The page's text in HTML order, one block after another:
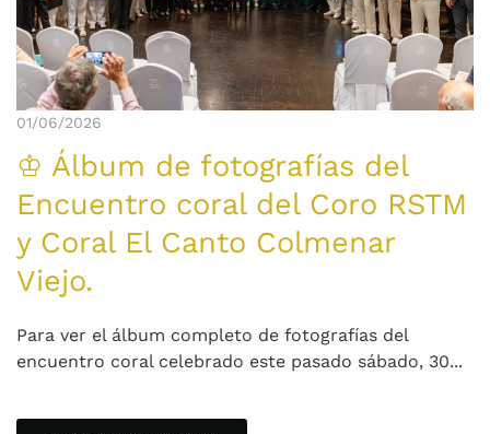
01/06/2026
♔ Álbum de fotografías del
Encuentro coral del Coro RSTM
y Coral El Canto Colmenar
Viejo.
Para ver el álbum completo de fotografías del
encuentro coral celebrado este pasado sábado, 30...